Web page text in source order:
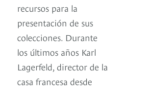
recursos para la
presentación de sus
colecciones. Durante
los últimos años Karl
Lagerfeld, director de la
casa francesa desde